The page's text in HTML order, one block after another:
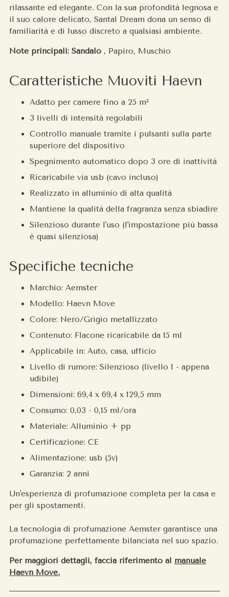
rilassante ed elegante. Con la sua profondità legnosa e
il suo calore delicato, Santal Dream dona un senso di
familiarità e di lusso discreto a qualsiasi ambiente.
Note principali: Sandalo , Papiro, Muschio
Caratteristiche Muoviti Haevn
Adatto per camere fino a 25 m²
3 livelli di intensità regolabili
Controllo manuale tramite i pulsanti sulla parte
superiore del dispositivo
Spegnimento automatico dopo 3 ore di inattività
Ricaricabile via usb (cavo incluso)
Realizzato in alluminio di alta qualità
Mantiene la qualità della fragranza senza sbiadire
Silenzioso durante l'uso (l'impostazione più bassa
è quasi silenziosa)
Specifiche tecniche
Marchio: Aemster
Modello: Haevn Move
Colore: Nero/Grigio metallizzato
Contenuto: Flacone ricaricabile da 15 ml
Applicabile in: Auto, casa, ufficio
Livello di rumore: Silenzioso (livello 1 - appena
udibile)
Dimensioni: 69,4 x 69,4 x 129,5 mm
Consumo: 0,03 - 0,15 ml/ora
Materiale: Alluminio + pp
Certificazione: CE
Alimentazione: usb (5v)
Garanzia: 2 anni
Un'esperienza di profumazione completa per la casa e
per gli spostamenti.
La tecnologia di profumazione Aemster garantisce una
profumazione perfettamente bilanciata nel suo spazio.
Per maggiori dettagli, faccia riferimento al manuale
Haevn Move.